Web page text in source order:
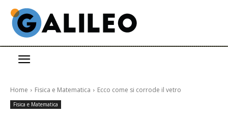
Home Fisica e Matematica Ecco come si corrode il vetro
Fisica e Matematica